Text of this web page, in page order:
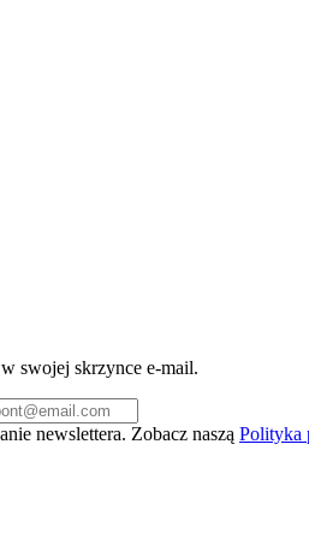
swojej skrzynce e-mail.
newslettera. Zobacz naszą Polityka